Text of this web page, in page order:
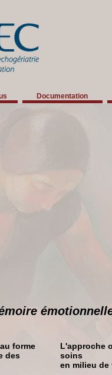
Documentation
forme
des
L'approche
soins
en milieu de